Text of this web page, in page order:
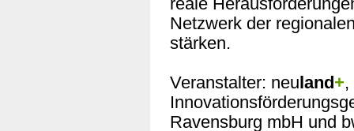
Netzwerk der
stärken.
Veranstalter: neuland+
Ravensburg mbH und